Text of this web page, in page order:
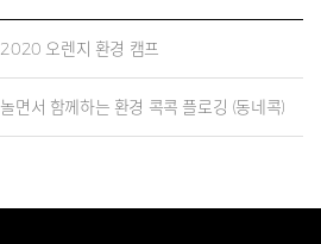
2020 오렌지 환경 캠프
놀면서 함께하는 환경 콕콕 플로깅 (동네콕)